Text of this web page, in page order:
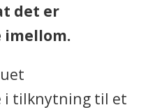
det er
imellom.
i tilknytning til et